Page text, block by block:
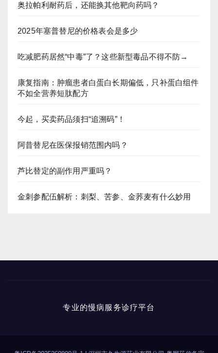
奥拉帕利耐药后，还能换其他靶向药吗？
2025年塞普替尼的价格表会是多少
吃减肥药居然“中毒”了？这些新型毒品不得不防→
康复指南：肿瘤患者白蛋白长期偏低，只补蛋白组件
不如全营养短肽配方
今起，买卖药品须扫“追溯码”！
阿昔替尼在医保报销范围内吗？
芦比替定的副作用严重吗？
金刺参配伍解析：刺梨、苦参、金荞麦有什么妙用
专业的慢病服务诊疗平台